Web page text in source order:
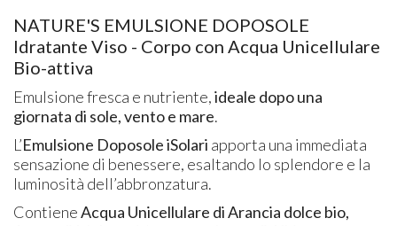
NATURE'S EMULSIONE DOPOSOLE
Idratante Viso - Corpo con Acqua Unicellulare
Bio-attiva
Emulsione fresca e nutriente,ideale dopo una
giornata di sole, vento e mare.
L’Emulsione Doposole iSolari apporta una immediata
sensazione di benessere, esaltando lo splendore e la
luminosità dell’abbronzatura.
ContieneAcqua Unicellulare di Arancia dolce bio,